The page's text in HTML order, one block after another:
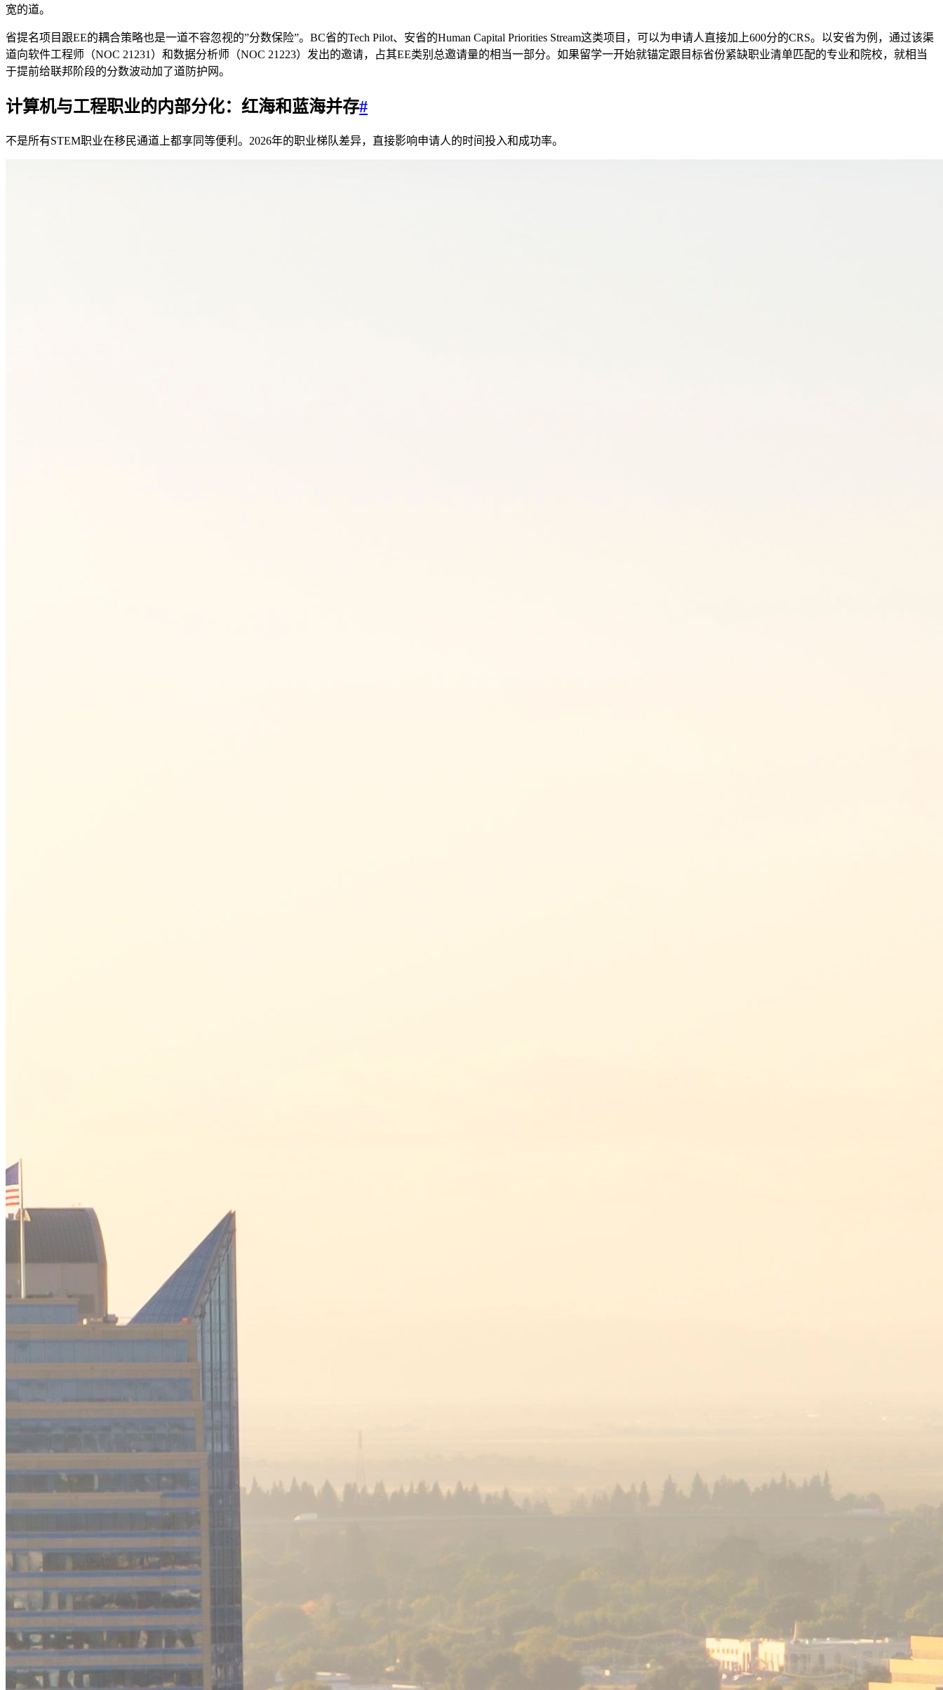
宽的道。
省提名项目跟EE的耦合策略也是一道不容忽视的”分数保险”。BC省的Tech Pilot、安省的Human Capital Priorities Stream这类项目，可以为申请人直接加上600分的CRS。以安省为例，通过该渠
道向软件工程师（NOC 21231）和数据分析师（NOC 21223）发出的邀请，占其EE类别总邀请量的相当一部分。如果留学一开始就锚定跟目标省份紧缺职业清单匹配的专业和院校，就相当
于提前给联邦阶段的分数波动加了道防护网。
计算机与工程职业的内部分化：红海和蓝海并存#
不是所有STEM职业在移民通道上都享同等便利。2026年的职业梯队差异，直接影响申请人的时间投入和成功率。